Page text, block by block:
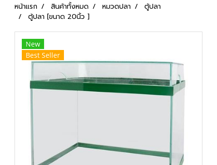
หน้าแรก สินค้าทั้งหมด หมวดปลา
ตู้ปลา
ตู้ปลา [ขนาด 20นิ้ว ]
New
Best Seller